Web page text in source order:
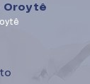
Oroytê